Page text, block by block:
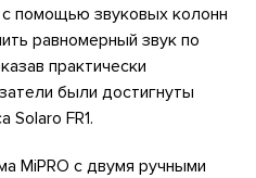
с помощью звуковых колонн
равномерный звук по
практически
были достигнуты
FR1.
MiPRO с двумя ручными